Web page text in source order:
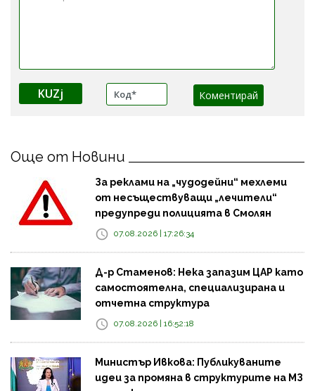
KUZj
Още от Новини
За реклами на „чудодейни“ мехлеми
от несъществуващи „лечители“
предупреди полицията в Смолян
07.08.2026 | 17:26:34
Д-р Стаменов: Нека запазим ЦАР като
самостоятелна, специализирана и
отчетна структура
07.08.2026 | 16:52:18
Министър Ивкова: Публикуваните
идеи за промяна в структурите на МЗ